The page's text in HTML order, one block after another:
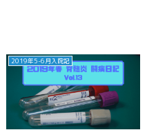
2019年5-6月入院記